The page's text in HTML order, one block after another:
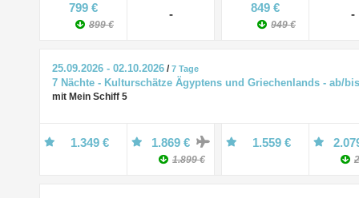
799 €
899 €
- 849 €
949 €
-
25.09.2026 - 02.10.2026 /7 Tage
7 Nächte - Kulturschätze Ägyptens und Griechenlands - ab/
mit Mein Schiff 5
1.349 € 1.869 €
1.899 €
1.559 €